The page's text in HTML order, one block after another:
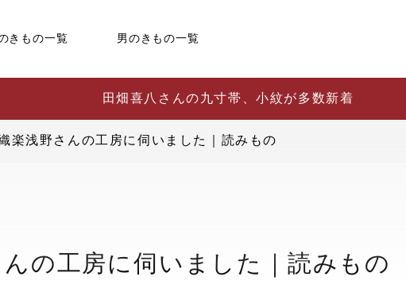
きもの一覧 男のきもの一覧
田畑喜八さんの九寸帯、小紋が多数新着
楽浅野さんの工房に伺いました｜読みもの
の工房に伺いました｜読みもの